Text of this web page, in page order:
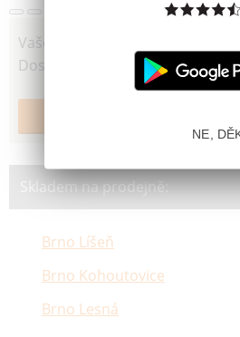
Vaše cena
Dostupnost
Skladem na prodejně:
Brno Líšeň
Brno Kohoutovice
Brno Lesná
NE,